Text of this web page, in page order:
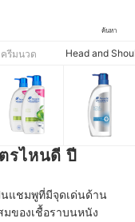
ค้นหา
รีมนวด Head and
รไหนดี ปี
นแชมพูที่มีจุดเด่นด้าน
ของเชื้อราบนหนัง